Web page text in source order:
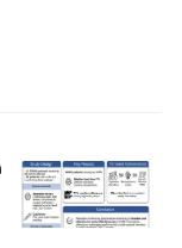
T“炎症风暴”，多